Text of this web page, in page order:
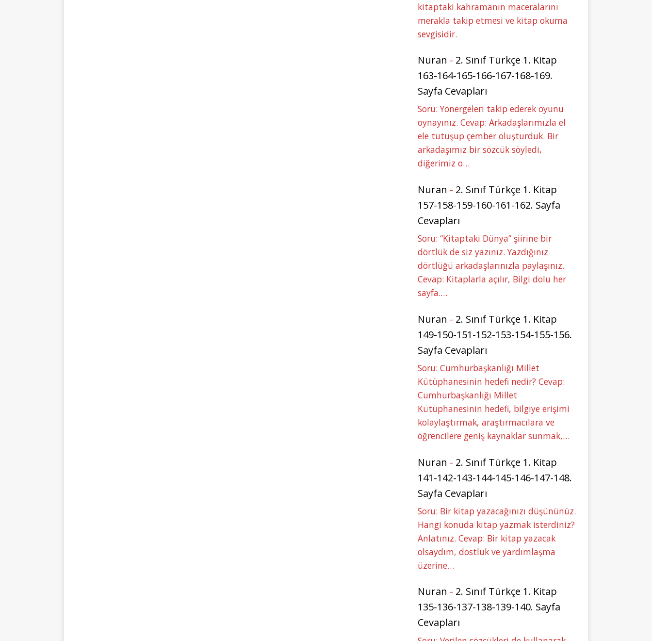
kitaptaki kahramanın maceralarını
merakla takip etmesi ve kitap okuma
sevgisidir.
Nuran - 2. Sınıf Türkçe 1. Kitap
163-164-165-166-167-168-169.
Sayfa Cevapları
Soru: Yönergeleri takip ederek oyunu
oynayınız. Cevap: Arkadaşlarımızla el
ele tutuşup çember oluşturduk. Bir
arkadaşımız bir sözcük söyledi,
diğerimiz o…
Nuran - 2. Sınıf Türkçe 1. Kitap
157-158-159-160-161-162. Sayfa
Cevapları
Soru: “Kitaptaki Dünya” şiirine bir
dörtlük de siz yazınız. Yazdığınız
dörtlüğü arkadaşlarınızla paylaşınız.
Cevap: Kitaplarla açılır, Bilgi dolu her
sayfa.…
Nuran - 2. Sınıf Türkçe 1. Kitap
149-150-151-152-153-154-155-156.
Sayfa Cevapları
Soru: Cumhurbaşkanlığı Millet
Kütüphanesinin hedefi nedir? Cevap:
Cumhurbaşkanlığı Millet
Kütüphanesinin hedefi, bilgiye erişimi
kolaylaştırmak, araştırmacılara ve
öğrencilere geniş kaynaklar sunmak,…
Nuran - 2. Sınıf Türkçe 1. Kitap
141-142-143-144-145-146-147-148.
Sayfa Cevapları
Soru: Bir kitap yazacağınızı düşününüz.
Hangi konuda kitap yazmak isterdiniz?
Anlatınız. Cevap: Bir kitap yazacak
olsaydım, dostluk ve yardımlaşma
üzerine…
Nuran - 2. Sınıf Türkçe 1. Kitap
135-136-137-138-139-140. Sayfa
Cevapları